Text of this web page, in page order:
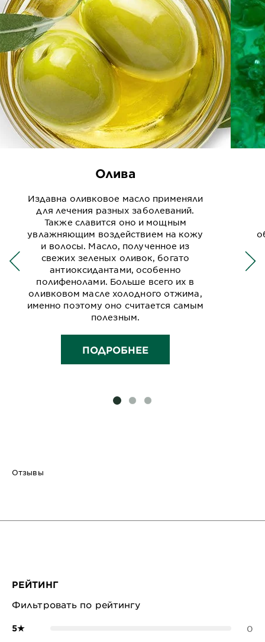
Олива
Издавна оливковое масло применяли
для лечения разных заболеваний.
Также славится оно и мощным
увлажняющим воздействием на кожу
и волосы. Масло, полученное из
свежих зеленых оливок, богато
антиоксидантами, особенно
полифенолами. Больше всего их в
оливковом масле холодного отжима,
именно поэтому оно считается самым
полезным.
ПОДРОБНЕЕ
SLIDE 1
SLIDE 2SLIDE 3
Отзывы
РЕЙТИНГ
Фильтровать по рейтингу
5★ 0